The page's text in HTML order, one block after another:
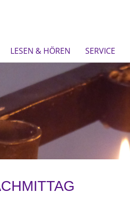
LESEN & HÖREN SERVICE